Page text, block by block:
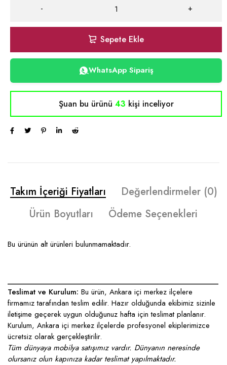
Sepete Ekle
WhatsApp Sipariş
Şuan bu ürünü 43 kişi inceliyor
Takım İçeriği Fiyatları
Değerlendirmeler (0)
Ürün Boyutları
Ödeme Seçenekleri
Bu ürünün alt ürünleri bulunmamaktadır.
____________________________________________________
Teslimat ve Kurulum: Bu ürün, Ankara içi merkez ilçelere
firmamız tarafından teslim edilir. Hazır olduğunda ekibimiz sizinle
iletişime geçerek uygun olduğunuz hafta için teslimat planlanır.
Kurulum, Ankara içi merkez ilçelerde profesyonel ekiplerimizce
ücretsiz olarak gerçekleştirilir.
Tüm dünyaya mobilya satışımız vardır. Dünyanın neresinde
olursanız olun kapınıza kadar teslimat yapılmaktadır.